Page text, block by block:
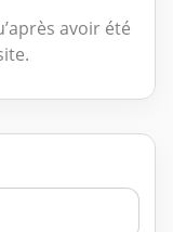
avoir été